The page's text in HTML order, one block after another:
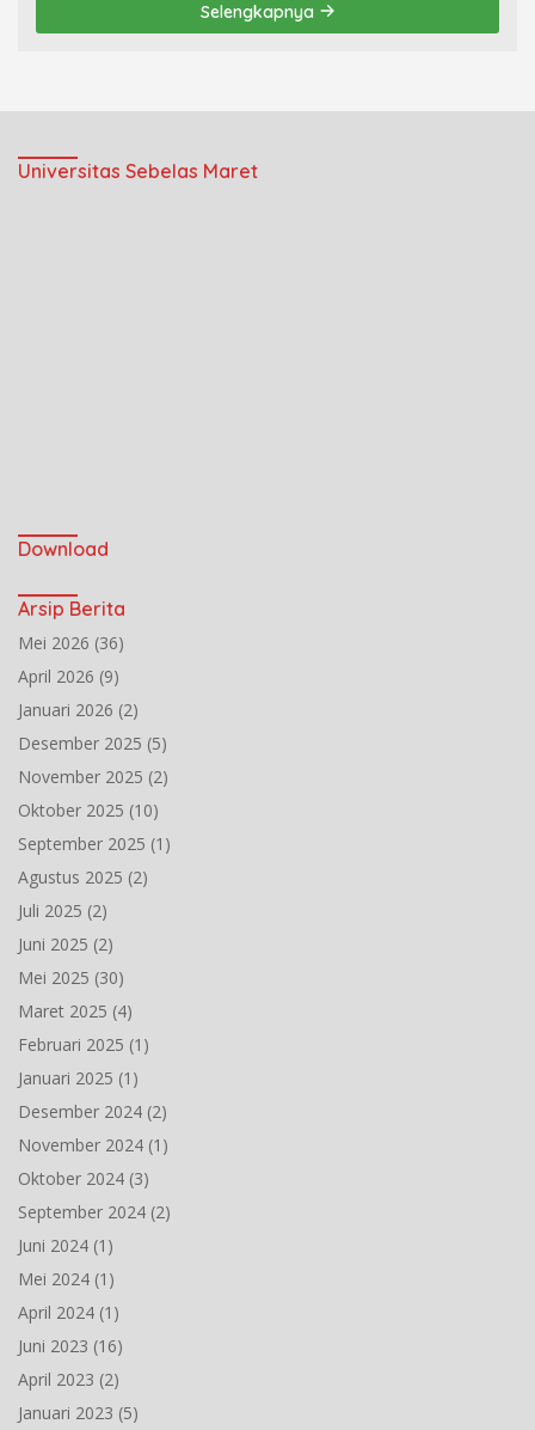
Selengkapnya
Universitas Sebelas Maret
Download
Arsip Berita
Mei 2026 (36)
April 2026 (9)
Januari 2026 (2)
Desember 2025 (5)
November 2025 (2)
Oktober 2025 (10)
September 2025 (1)
Agustus 2025 (2)
Juli 2025 (2)
Juni 2025 (2)
Mei 2025 (30)
Maret 2025 (4)
Februari 2025 (1)
Januari 2025 (1)
Desember 2024 (2)
November 2024 (1)
Oktober 2024 (3)
September 2024 (2)
Juni 2024 (1)
Mei 2024 (1)
April 2024 (1)
Juni 2023 (16)
April 2023 (2)
Januari 2023 (5)